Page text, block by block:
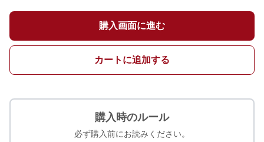
購入画面に進む
カートに追加する
購入時のルール
必ず購入前にお読みください。